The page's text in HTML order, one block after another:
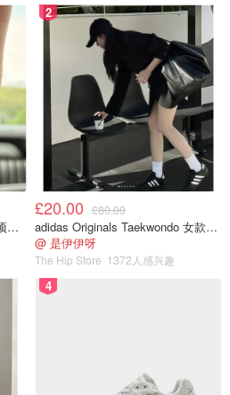
多够两人喝。
Prestige Necklace 大溪地珍珠项链 10-11mm
2
£20.00 £80.00
adidas Originals Taekwondo 女款黑色运动鞋
@ 是伊伊呀
The Hip Store 1372人感兴趣
4